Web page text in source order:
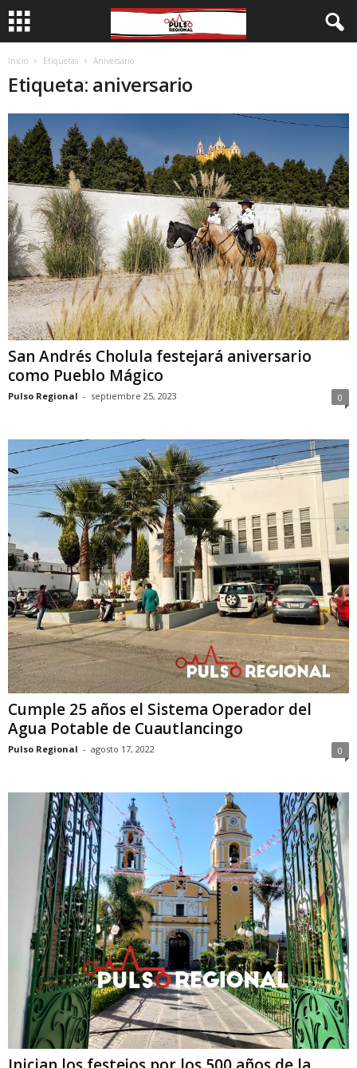
Inicio Etiquetas Aniversario
Etiqueta: aniversario
San Andrés Cholula festejará aniversario
como Pueblo Mágico
Pulso Regional - septiembre 25, 2023 0
Cumple 25 años el Sistema Operador del
Agua Potable de Cuautlancingo
Pulso Regional - agosto 17, 2022 0